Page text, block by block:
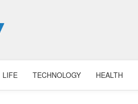
LIFE TECHNOLOGY HEALTH